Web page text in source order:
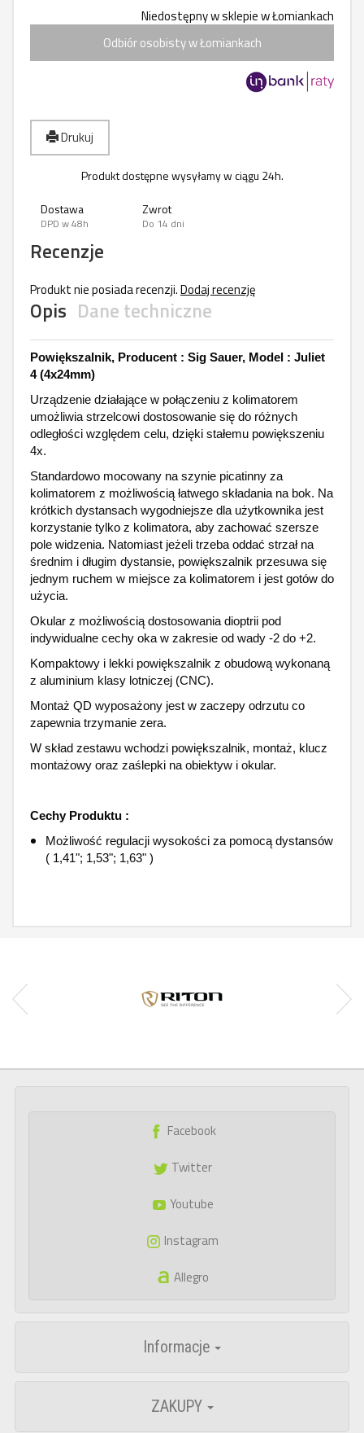
Niedostępny w sklepie w Łomiankach
Odbiór osobisty w Łomiankach
Drukuj
Produkt dostępne wysyłamy w ciągu 24h.
Dostawa
DPD w 48h
Zwrot
Do 14 dni
Recenzje
Produkt nie posiada recenzji.Dodaj recenzję
Opis Dane techniczne
Powiększalnik, Producent : Sig Sauer, Model : Juliet
4 (4x24mm)
Urządzenie działające w połączeniu z kolimatorem
umożliwia strzelcowi dostosowanie się do różnych
odległości względem celu, dzięki stałemu powiększeniu
4x.
Standardowo mocowany na szynie picatinny za
kolimatorem z możliwością łatwego składania na bok. Na
krótkich dystansach wygodniejsze dla użytkownika jest
korzystanie tylko z kolimatora, aby zachować szersze
pole widzenia. Natomiast jeżeli trzeba oddać strzał na
średnim i długim dystansie, powiększalnik przesuwa się
jednym ruchem w miejsce za kolimatorem i jest gotów do
użycia.
Okular z możliwością dostosowania dioptrii pod
indywidualne cechy oka w zakresie od wady -2 do +2.
Kompaktowy i lekki powiększalnik z obudową wykonaną
z aluminium klasy lotniczej (CNC).
Montaż QD wyposażony jest w zaczepy odrzutu co
zapewnia trzymanie zera.
W skład zestawu wchodzi powiększalnik, montaż, klucz
montażowy oraz zaślepki na obiektyw i okular.
Cechy Produktu :
Możliwość regulacji wysokości za pomocą dystansów
( 1,41"; 1,53"; 1,63" )
Facebook
Twitter
Youtube
Instagram
Allegro
Informacje
ZAKUPY